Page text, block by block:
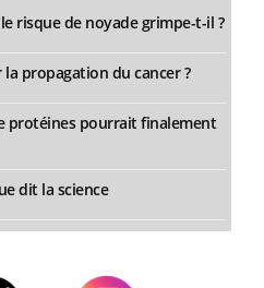
risque de noyade grimpe-t-il ?
propagation du cancer ?
protéines pourrait finalement
dit la science